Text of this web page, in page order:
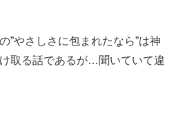
”やさしさに包まれたなら”は神
取る話であるが…聞いていて違